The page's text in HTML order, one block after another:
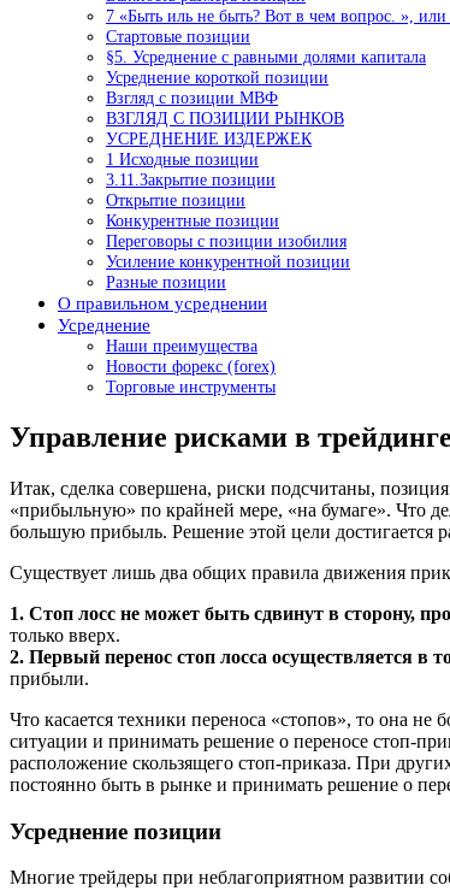
7 «Быть иль не быть? Вот в чем вопрос. »,
Стартовые позиции
§5. Усреднение с равными долями капитала
Усреднение короткой позиции
Взгляд с позиции МВФ
ВЗГЛЯД С ПОЗИЦИИ РЫНКОВ
УСРЕДНЕНИЕ ИЗДЕРЖЕК
1 Исходные позиции
3.11.3акрытие позиции
Открытие позиции
Конкурентные позиции
Переговоры с позиции изобилия
Усиление конкурентной позиции
Разные позиции
О правильном усреднении
Усреднение
Наши преимущества
Новости форекс (forex)
Торговые инструменты
Управление рисками в трейдинге
Итак, сделка совершена, риски подсчитаны,
«прибыльную» по крайней мере, «на бумаге». Что
большую прибыль. Решение этой цели достигается
Существует лишь два общих правила движения
1. Стоп лосс не может быть сдвинут в сторону,
только вверх.
2. Первый перенос стоп лосса осуществляется в
прибыли.
Что касается техники переноса «стопов», то она
ситуации и принимать решение о переносе стоп-
расположение скользящего стоп-приказа. При
постоянно быть в рынке и принимать решение о
Усреднение позиции
Многие трейдеры при неблагоприятном развитии